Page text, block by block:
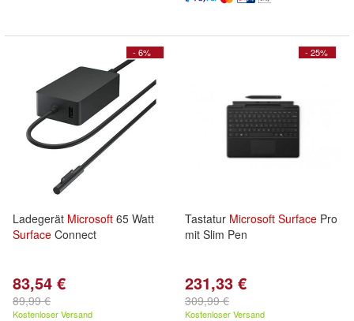
- 6%
Ladegerät Microsoft 65 Watt
Surface Connect
83,54 €
89,99 €
Kostenloser Versand
- 25%
Tastatur Microsoft Surface Pro
mit Slim Pen
231,33 €
309,99 €
Kostenloser Versand